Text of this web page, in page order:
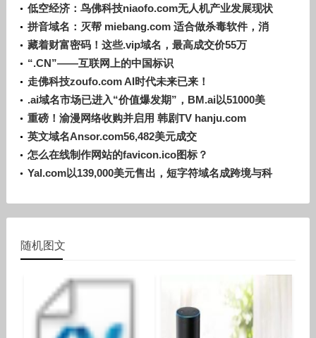
低空经济：鸟佛科技niaofo.com无人机产业发展现状
及前景
拼音域名：灭帮 miebang.com 适合做杀毒软件，消
防器材等
藏着财富密码！这些.vip域名，最高成交价55万
“.CN”——互联网上的中国标识
走佛科技zoufo.com AI时代未来已来！
.ai域名市场已进入“价值爆发期”，BM.ai以51000美
元成交
重磅！渝漫网络收购并启用 韩剧TV hanju.com
英文域名Ansor.com56,482美元成交
怎么在线制作网站的favicon.ico图标？
Yal.com以139,000美元售出，短字符域名成跨境与科
随机图文